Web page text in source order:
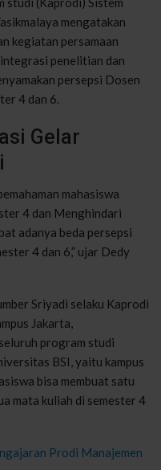
mengatakan
kegiatan persamaan
penelitian dan
persepsi Dosen
4 dan 6.
Gelar
mahasiswa
4 dan Menghindari
adanya beda persepsi
4 dan 6,” ujar Dedy
Sriyadi selaku Kaprodi
Jakarta,
program studi
BSI, yaitu kampus
bisa membuat satu
mata kuliah di semester 4
Prodi Manajemen